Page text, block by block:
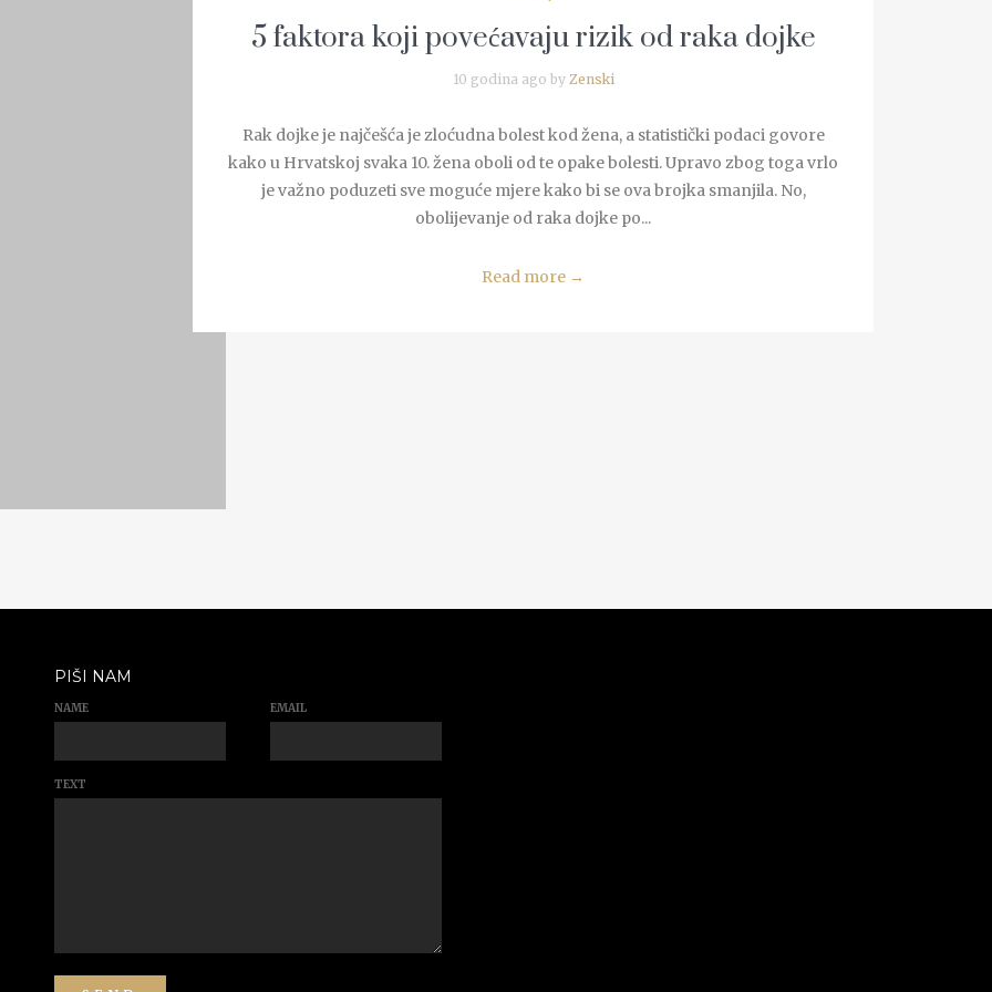
5 faktora koji povećavaju rizik od raka dojke
10 godina ago by Zenski
Rak dojke je najčešća je zloćudna bolest kod žena, a statistički podaci govore
kako u Hrvatskoj svaka 10. žena oboli od te opake bolesti. Upravo zbog toga vrlo
je važno poduzeti sve moguće mjere kako bi se ova brojka smanjila. No,
obolijevanje od raka dojke po...
Read more →
PIŠI NAM
NAME EMAIL
TEXT